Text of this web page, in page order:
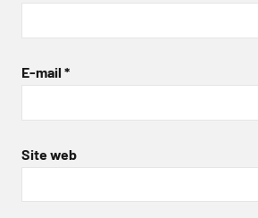
E-mail *
Site web